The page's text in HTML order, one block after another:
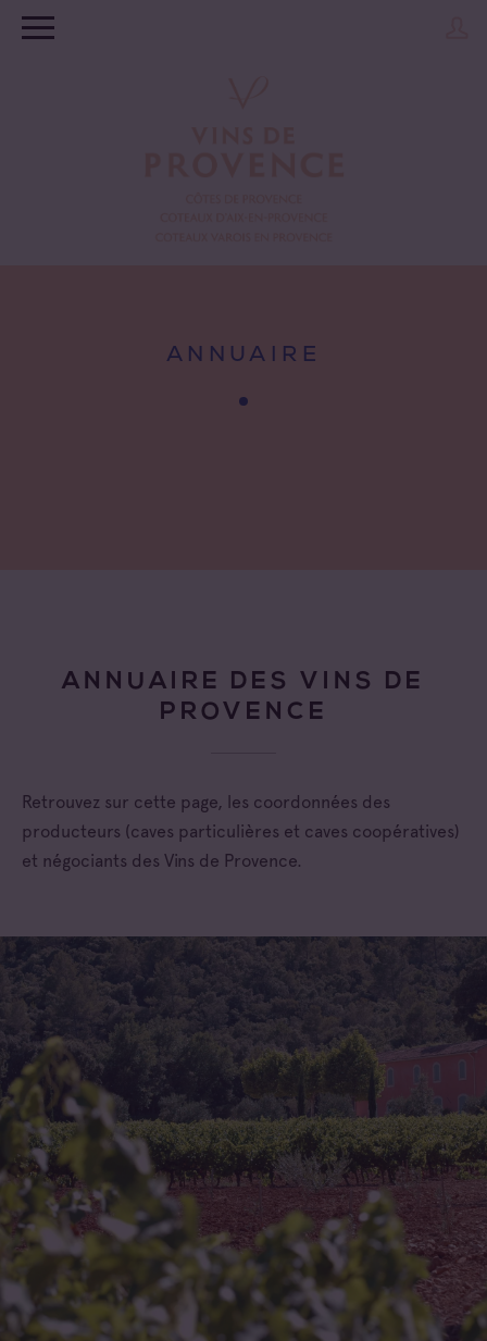
ANNUAIRE
ANNUAIRE DES VINS DE
PROVENCE
Retrouvez sur cette page, les coordonnées des
producteurs (caves particulières et caves coopératives)
et négociants des Vins de Provence.